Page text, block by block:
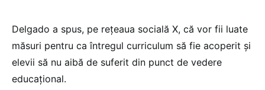
Delgado a spus, pe rețeaua socială X, că vor fii luate
măsuri pentru ca întregul curriculum să fie acoperit și
elevii să nu aibă de suferit din punct de vedere
educațional.